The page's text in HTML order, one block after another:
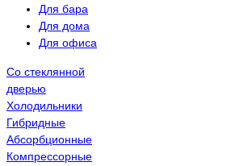
Для бара
Для дома
Для офиса
Со стеклянной
дверью
Холодильники
Гибридные
Абсорбционные
Компрессорные